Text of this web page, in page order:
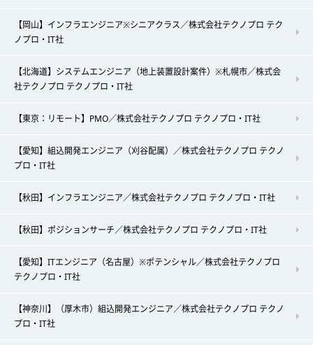
【岡山】インフラエンジニア※シニアクラス／株式会社テクノプロ テク
ノプロ・IT社
【北海道】システムエンジニア（地上装置設計案件）※札幌市／株式会
社テクノプロ テクノプロ・IT社
【東京：リモート】PMO／株式会社テクノプロ テクノプロ・IT社
【愛知】組込開発エンジニア（刈谷配属）／株式会社テクノプロ テクノ
プロ・IT社
【秋田】インフラエンジニア／株式会社テクノプロ テクノプロ・IT社
【秋田】ポジションサーチ／株式会社テクノプロ テクノプロ・IT社
【愛知】ITエンジニア（名古屋）※ポテンシャル／株式会社テクノプロ
テクノプロ・IT社
【神奈川】（厚木市）組込開発エンジニア／株式会社テクノプロ テクノ
プロ・IT社